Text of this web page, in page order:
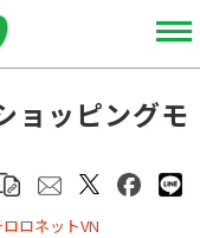
ョッピングモ
ロネットVN